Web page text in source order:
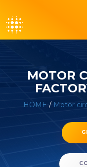
MOTOR
HOME / Motor